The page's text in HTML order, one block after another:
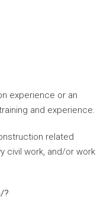
experience or an
and experience.
related
civil work, and/or work
?